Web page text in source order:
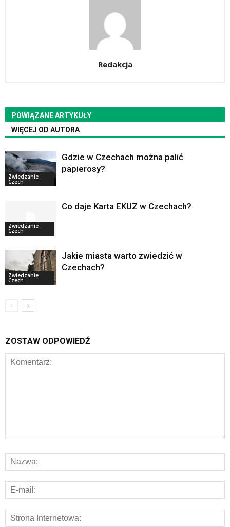
Redakcja
POWIĄZANE ARTYKUŁY
WIĘCEJ OD AUTORA
Zwiedzanie
Czech
Gdzie w Czechach można palić
papierosy?
Zwiedzanie
Czech
Co daje Karta EKUZ w Czechach?
Zwiedzanie
Czech
Jakie miasta warto zwiedzić w
Czechach?
ZOSTAW ODPOWIEDŹ